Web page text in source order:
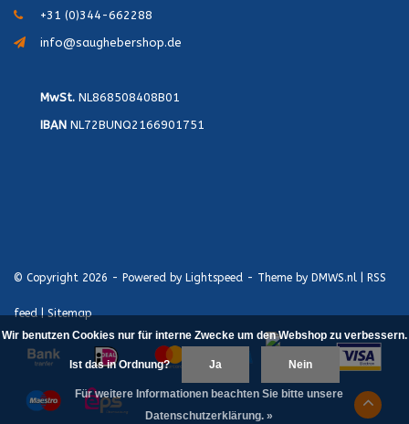
+31 (0)344-662288
info@saughebershop.de
MwSt. NL868508408B01
IBAN NL72BUNQ2166901751
© Copyright 2026 - Powered by Lightspeed - Theme by DMWS.nl RSS
feed|Sitemap
Wir benutzen Cookies nur für interne Zwecke um den Webshop zu verbessern.
Ist das in Ordnung? Ja Nein
Für weitere Informationen beachten Sie bitte unsere
Datenschutzerklärung. »